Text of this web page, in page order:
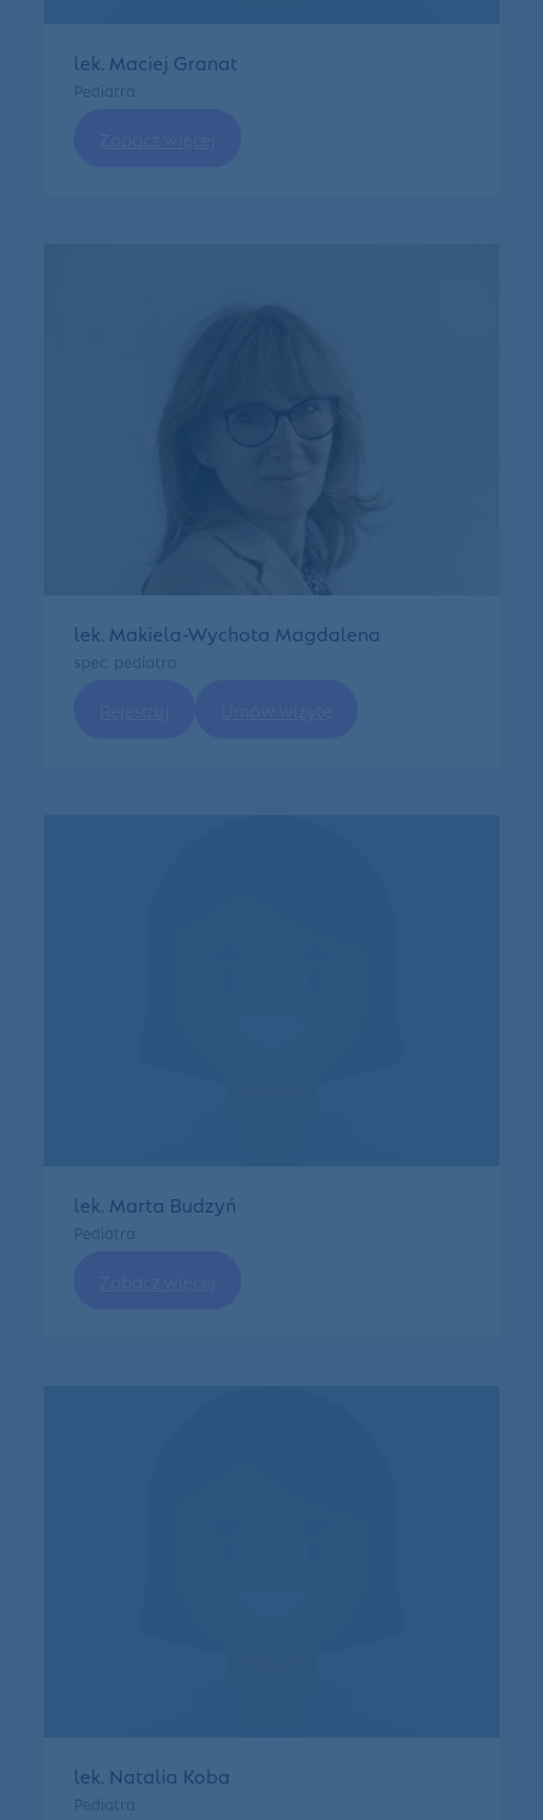
lek. Maciej Granat
Pediatra
lek. Makiela-Wychota Magdalena
spec. pediatra
lek. Marta Budzyń
Pediatra
lek. Natalia Koba
Pediatra